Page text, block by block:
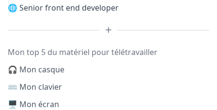
🌐 Senior front end developer
Mon top 5 du matériel pour télétravailler
🎧 Mon casque
⌨️ Mon clavier
🖥️ Mon écran